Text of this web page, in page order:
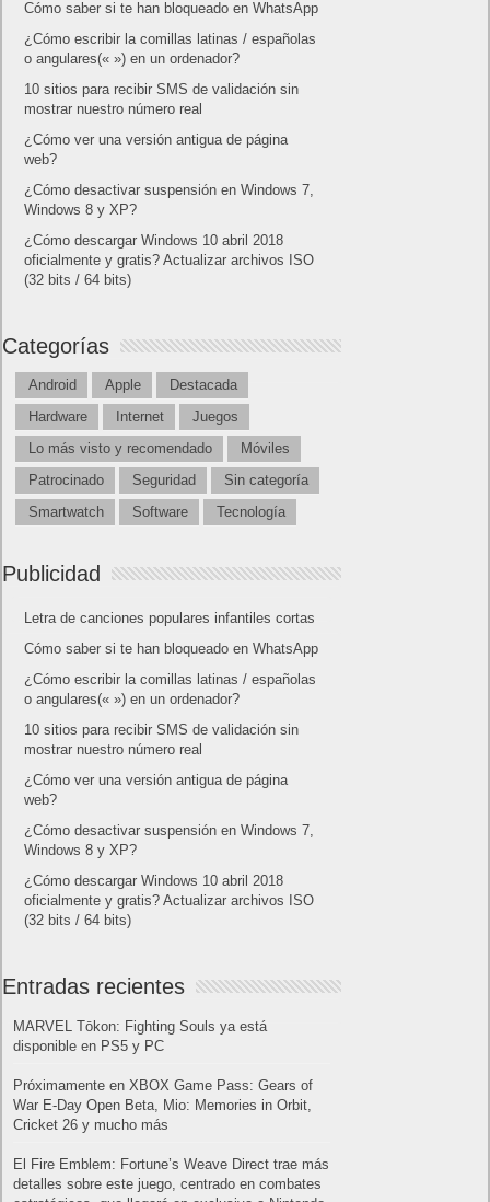
Cómo saber si te han bloqueado en WhatsApp
¿Cómo escribir la comillas latinas / españolas
o angulares(« ») en un ordenador?
10 sitios para recibir SMS de validación sin
mostrar nuestro número real
¿Cómo ver una versión antigua de página
web?
¿Cómo desactivar suspensión en Windows 7,
Windows 8 y XP?
¿Cómo descargar Windows 10 abril 2018
oficialmente y gratis? Actualizar archivos ISO
(32 bits / 64 bits)
Categorías
Android Apple
Destacada
Hardware
Internet
Juegos
Lo más visto y recomendado
Móviles
Patrocinado
Seguridad
Sin categoría
Smartwatch
Software Tecnología
Publicidad
Letra de canciones populares infantiles cortas
Cómo saber si te han bloqueado en WhatsApp
¿Cómo escribir la comillas latinas / españolas
o angulares(« ») en un ordenador?
10 sitios para recibir SMS de validación sin
mostrar nuestro número real
¿Cómo ver una versión antigua de página
web?
¿Cómo desactivar suspensión en Windows 7,
Windows 8 y XP?
¿Cómo descargar Windows 10 abril 2018
oficialmente y gratis? Actualizar archivos ISO
(32 bits / 64 bits)
Entradas recientes
MARVEL Tōkon: Fighting Souls ya está
disponible en PS5 y PC
Próximamente en XBOX Game Pass: Gears of
War E-Day Open Beta, Mio: Memories in Orbit,
Cricket 26 y mucho más
El Fire Emblem: Fortune’s Weave Direct trae más
detalles sobre este juego, centrado en combates